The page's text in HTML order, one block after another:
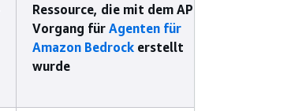
Ressource, die mit dem API-
Vorgang für Agenten für
Amazon Bedrock erstellt
wurde